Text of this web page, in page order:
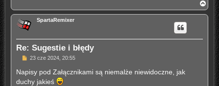
a
g
SpartaRemixer
Re: Sugestie i błędy
P
s
23 cze 2024, 20:55
Napisy pod Załącznikami są niemalże niewidoczne, jak
duchy jakieś